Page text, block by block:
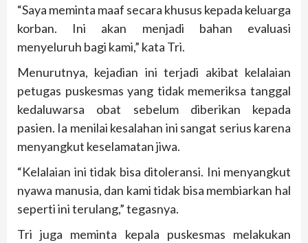
“Saya meminta maaf secara khusus kepada keluarga
korban. Ini akan menjadi bahan evaluasi
menyeluruh bagi kami,” kata Tri.
Menurutnya, kejadian ini terjadi akibat kelalaian
petugas puskesmas yang tidak memeriksa tanggal
kedaluwarsa obat sebelum diberikan kepada
pasien. Ia menilai kesalahan ini sangat serius karena
menyangkut keselamatan jiwa.
“Kelalaian ini tidak bisa ditoleransi. Ini menyangkut
nyawa manusia, dan kami tidak bisa membiarkan hal
seperti ini terulang,” tegasnya.
Tri juga meminta kepala puskesmas melakukan